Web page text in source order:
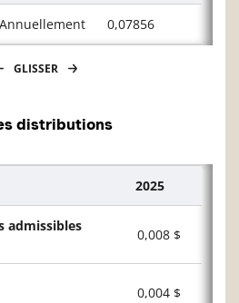
Annuellement 0,07856
GLISSER
distributions
2025
admissibles
0,008 $
0,004 $